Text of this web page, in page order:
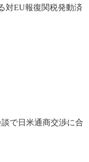
対EU報復関税発動済
で日米通商交渉に合